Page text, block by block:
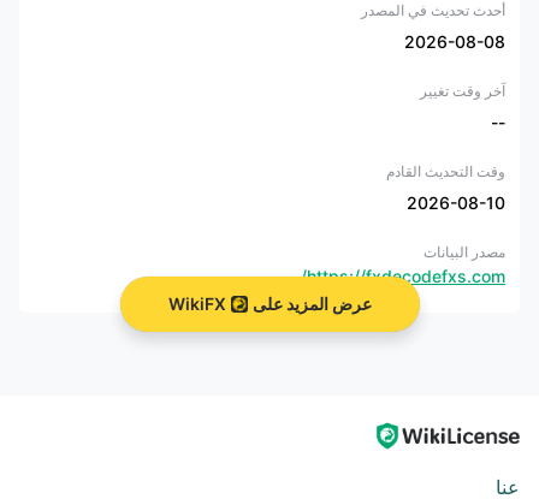
عرض المزيد على WikiFX
أحدث تحديث في المصدر
2026-08-08
آخر وقت تغيير
--
وقت التحديث القادم
2026-08-10
مصدر البيانات
https://fxdecodefxs.com/
عنا